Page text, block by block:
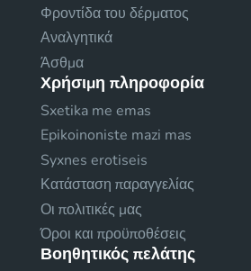
Φροντίδα του δέρματος
Αναλγητικά
Άσθμα
Χρήσιμη πληροφορία
Sxetika me emas
Epikoinoniste mazi mas
Syxnes erotiseis
Κατάσταση παραγγελίας
Οι πολιτικές μας
Όροι και προϋποθέσεις
Βοηθητικός πελάτης